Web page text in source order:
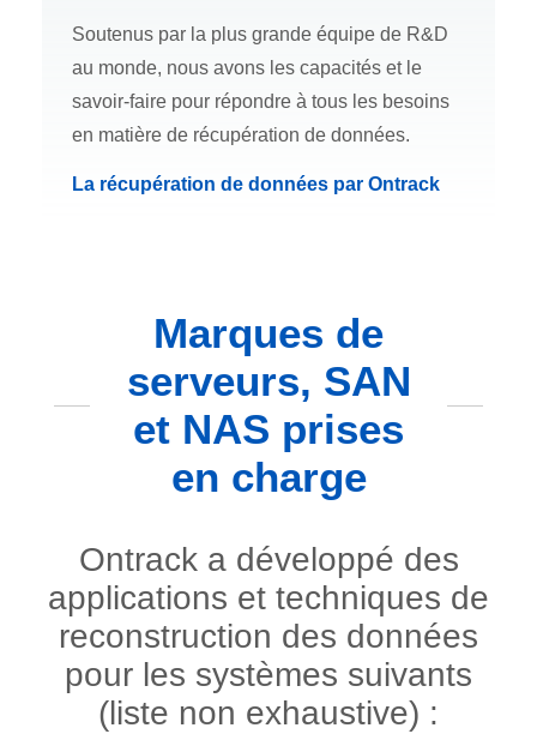
Soutenus par la plus grande équipe de R&D
au monde, nous avons les capacités et le
savoir-faire pour répondre à tous les besoins
en matière de récupération de données.
La récupération de données par Ontrack
Marques de
serveurs, SAN
et NAS prises
en charge
Ontrack a développé des
applications et techniques de
reconstruction des données
pour les systèmes suivants
(liste non exhaustive) :